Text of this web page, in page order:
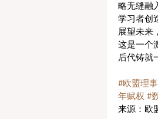
略无缝融
学习者创
展望未来
这是一个
后代铸就
#欧盟理
年赋权 #
来源：欧